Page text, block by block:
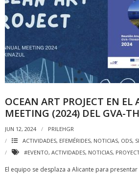
OCEAN ART PROJECT EN EL
MEETING (2024) DEL GVA-
JUN 12, 2024
PRILEHGR
ACTIVIDADES, EFEMÉRIDES, NOTICIAS, ODS,
#EVENTO, ACTIVIDADES, NOTICIAS,
El equipo se desplaza a Alicante para